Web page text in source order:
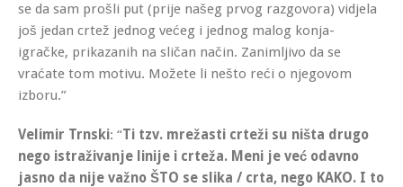
se da sam prošli put (prije našeg prvog razgovora) vidjela
još jedan crtež jednog većeg i jednog malog konja-
igračke, prikazanih na sličan način. Zanimljivo da se
vraćate tom motivu. Možete li nešto reći o njegovom
izboru.”
Velimir Trnski: “Ti tzv. mrežasti crteži su ništa drugo
nego istraživanje linije i crteža. Meni je već odavno
jasno da nije važno ŠTO se slika / crta, nego KAKO. I to